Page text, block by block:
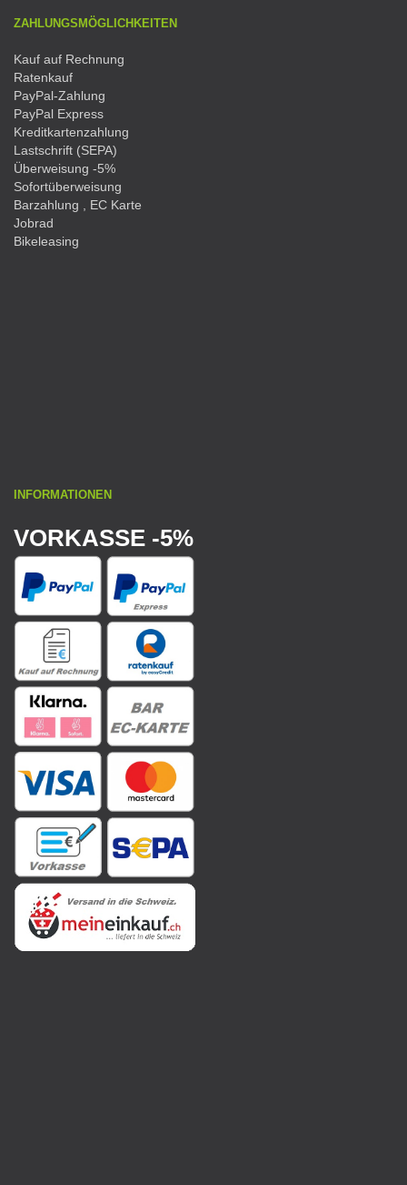
ZAHLUNGSMÖGLICHKEITEN
Kauf auf Rechnung
Ratenkauf
PayPal-Zahlung
PayPal Express
Kreditkartenzahlung
Lastschrift (SEPA)
Überweisung -5%
Sofortüberweisung
Barzahlung , EC Karte
Jobrad
Bikeleasing
INFORMATIONEN
VORKASSE -5%